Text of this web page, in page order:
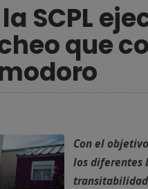
SCPL
que
Con el
los diferentes